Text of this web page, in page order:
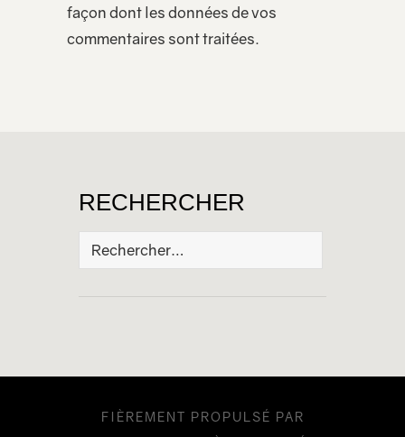
façon dont les données de vos
commentaires sont traitées.
RECHERCHER
Rechercher :
FIÈREMENT PROPULSÉ PAR